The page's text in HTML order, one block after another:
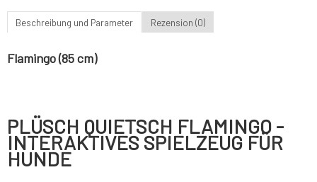
Beschreibung und Parameter Rezension (0)
Flamingo (85 cm)
PLÜSCH QUIETSCH FLAMINGO -
INTERAKTIVES SPIELZEUG FÜR
HUNDE